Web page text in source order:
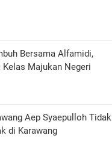
Bersama Alfamidi,
Majukan Negeri
Aep Syaepulloh Tidak
di Karawang